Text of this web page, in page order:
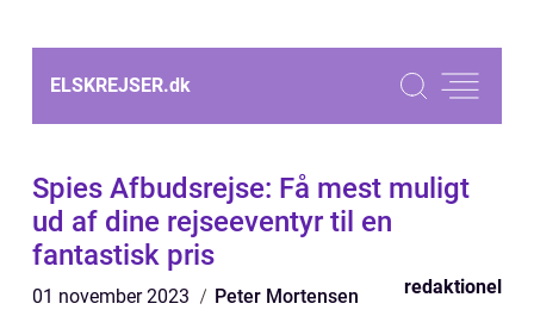
ELSKREJSER.dk
Spies Afbudsrejse: Få mest muligt
ud af dine rejseeventyr til en
fantastisk pris
01 november 2023 Peter Mortensen redaktionel